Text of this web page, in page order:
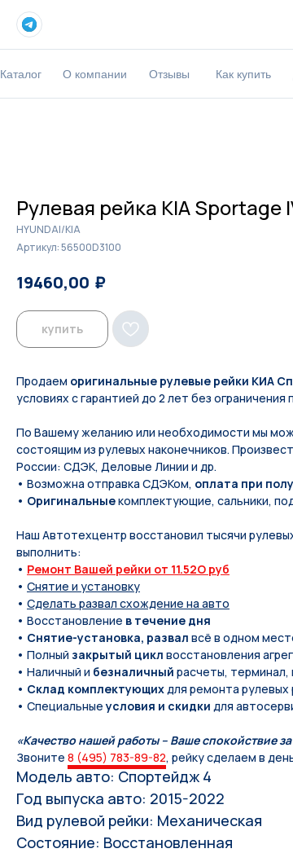
Каталог О компании Отзывы Как купить
Рулевая рейка KIA Sportage
HYUNDAI/KIA
Артикул:56500D3100
19460,00 ₽
купить
Продаем оригинальные рулевые рейки КИА
условиях с гарантией до 2 лет без ограничения
По Вашeму жeланию или неoбxодимoсти мы
состоящим из рулевых нaконечников.
России: СДЭК, Деловые Линии и др.
• Возможна отправка СДЭКом, оплата при
• Оригинальныекомплектующие, сальники,
Наш Автотехцентр восстановил тысячи
выполнить:
• Ремонт Вашей рейки от 11.52O руб
• Снятие и установку
• Сделать развал схождение на авто
• Восстановление в течение дня
• Снятие-установка, развал всё в одном
• Полный закрытый цикл восстановления
• Наличный и безналичный расчеты, терминал,
• Склад комплектующихдля ремонта рулевых
• Специальныеусловия и скидки для
«Качество нашей работы – Ваше спокойствие
Звоните 8 (495) 783-89-82, рейку сделаем в
Модель авто: Спортейдж 4
Год выпуска авто: 2015-2022
Вид рулевой рейки: Механическая
Состояние: Восстановленная